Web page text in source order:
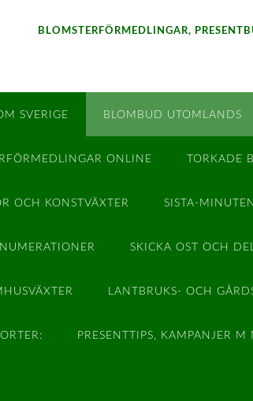
BLOMSTERFÖRMEDLINGAR,
SVERIGE BLOMBUD UTOMLANDS
ONLINE TORKADE
OCH KONSTVÄXTER SISTA-
SKICKA OST OCH
LANTBRUKS- OCH
PRESENTTIPS, KAMPANJER M